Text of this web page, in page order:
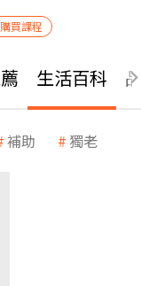
購買課程
生活百科
補助 獨老